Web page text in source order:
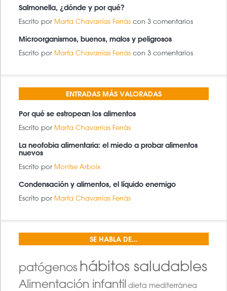
Salmonella, ¿dónde y por qué?
Escrito por Marta Chavarrías Ferràs con 3 comentarios
Microorganismos, buenos, malos y peligrosos
Escrito por Marta Chavarrías Ferràs con 3 comentarios
ENTRADAS MÁS VALORADAS
Por qué se estropean los alimentos
Escrito por Marta Chavarrías Ferràs
La neofobia alimentaria: el miedo a probar alimentos
nuevos
Escrito por Montse Arboix
Condensación y alimentos, el líquido enemigo
Escrito por Marta Chavarrías Ferràs
SE HABLA DE...
patógenos hábitos saludables
Alimentación infantil dieta mediterránea